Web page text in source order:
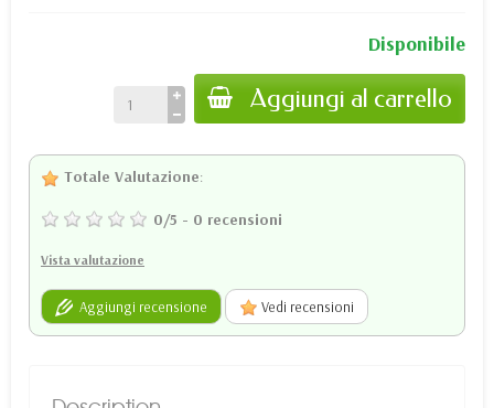
Disponibile
Aggiungi al carrello
Totale Valutazione:
0/5 - 0 recensioni
Vista valutazione
Aggiungi recensione Vedi recensioni